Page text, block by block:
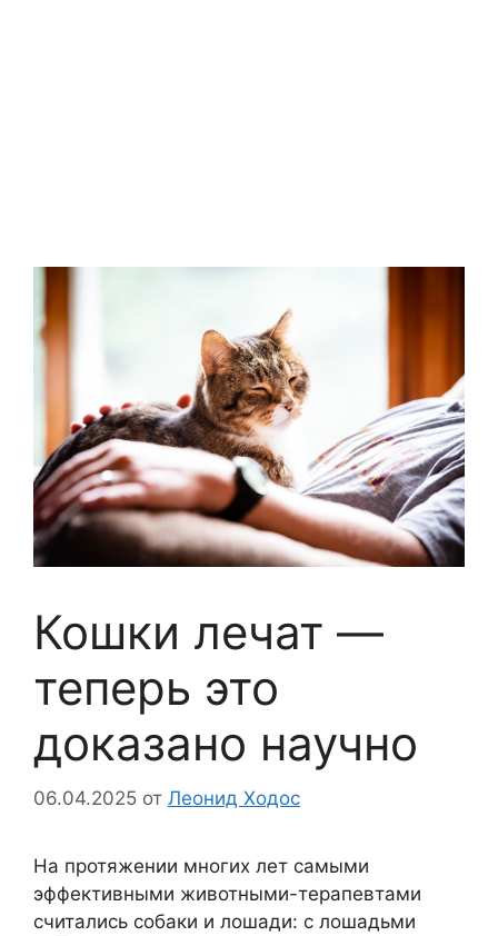
Кошки лечат —
теперь это
доказано научно
06.04.2025 от Леонид Ходос
На протяжении многих лет самыми
эффективными животными-терапевтами
считались собаки и лошади: с лошадьми